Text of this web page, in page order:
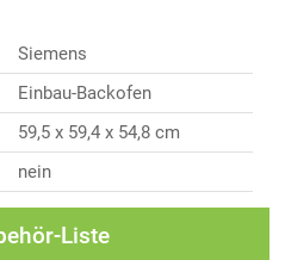
Siemens
Einbau-Backofen
59,5 x 59,4 x 54,8 cm
nein
Liste